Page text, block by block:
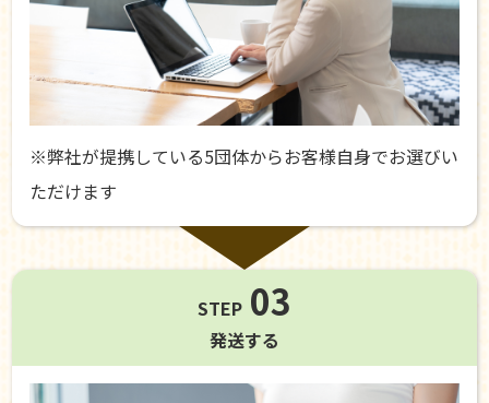
※弊社が提携している5団体からお客様自身でお選びい
ただけます
STEP 03
発送する